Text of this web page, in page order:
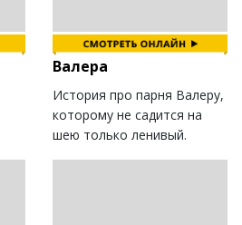
Валера
История про парня Валеру,
которому не садится на
шею только ленивый.